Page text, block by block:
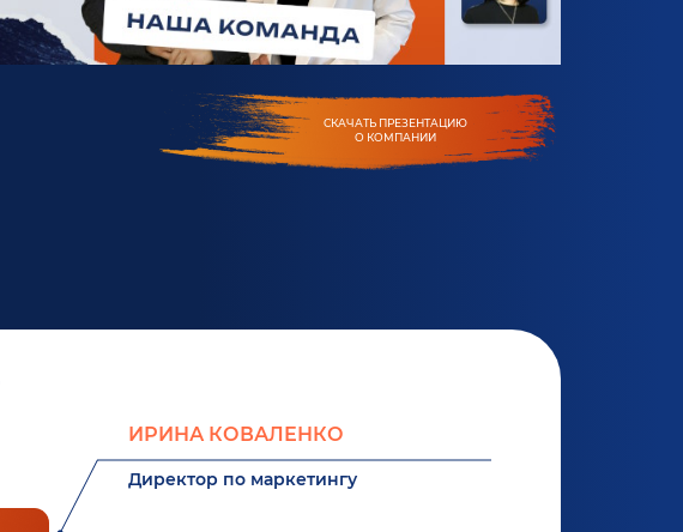
СКАЧАТЬ ПРЕЗЕНТАЦИЮ
О КОМПАНИИ
ИРИНА КОВАЛЕНКО
Директор по маркетингу